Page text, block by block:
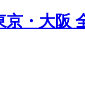
・大阪